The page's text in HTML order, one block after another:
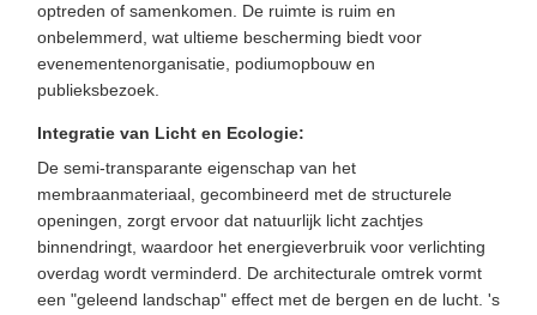
optreden of samenkomen. De ruimte is ruim en
onbelemmerd, wat ultieme bescherming biedt voor
evenementenorganisatie, podiumopbouw en
publieksbezoek.
Integratie van Licht en Ecologie:
De semi-transparante eigenschap van het
membraanmateriaal, gecombineerd met de structurele
openingen, zorgt ervoor dat natuurlijk licht zachtjes
binnendringt, waardoor het energieverbruik voor verlichting
overdag wordt verminderd. De architecturale omtrek vormt
een "geleend landschap" effect met de bergen en de lucht. 's